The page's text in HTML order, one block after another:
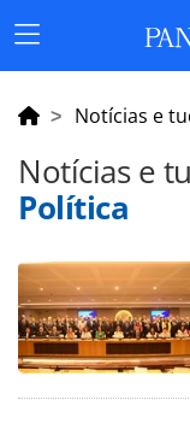
Menu
Principal
Notícias e
Notícias e
Política